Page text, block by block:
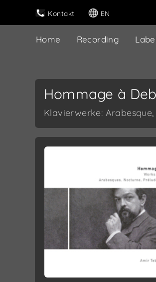
Kontakt EN
Home Recording
Hommage à
Klavierwerke: